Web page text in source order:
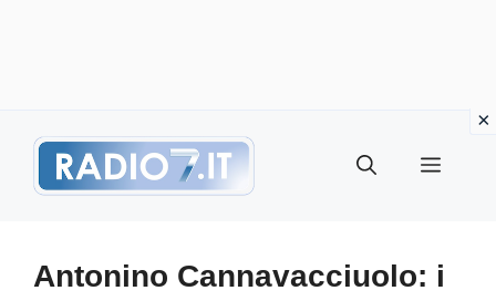
Menu
Antonino Cannavacciuolo: i